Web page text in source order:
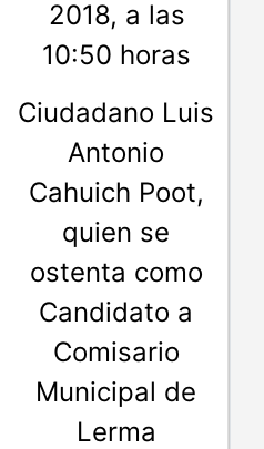
2018, a las
10:50 horas
Ciudadano Luis
Antonio
Cahuich Poot,
quien se
ostenta como
Candidato a
Comisario
Municipal de
Lerma